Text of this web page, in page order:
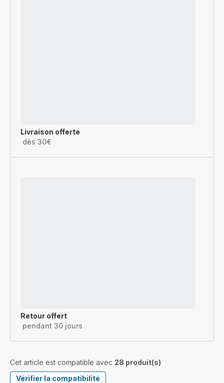
Livraison offerte
dès 30€
Retour offert
pendant 30 jours
Cet article est compatible avec 28 produit(s)
Vérifier la compatibilité